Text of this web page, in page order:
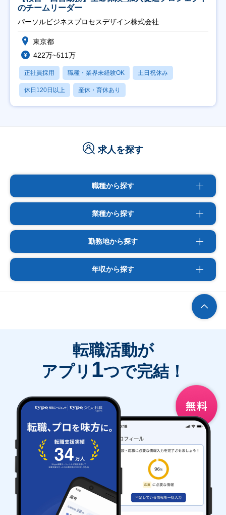
のチームリーダー
パーソルビジネスプロセスデザイン株式会社
東京都
422万~511万
正社員採用 職種・業界未経験OK 土日祝休み
休日120日以上 産休・育休あり
求人を探す
職種から探す
業種から探す
勤務地から探す
年収から探す
転職活動が
アプリ 1つで完結！